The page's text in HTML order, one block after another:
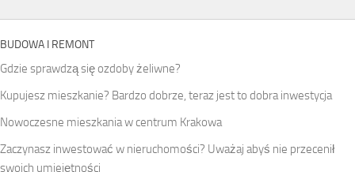
BUDOWA I REMONT
Gdzie sprawdzą się ozdoby żeliwne?
Kupujesz mieszkanie? Bardzo dobrze, teraz jest to dobra inwestycja
Nowoczesne mieszkania w centrum Krakowa
Zaczynasz inwestować w nieruchomości? Uważaj abyś nie przecenił
swoich umiejętności